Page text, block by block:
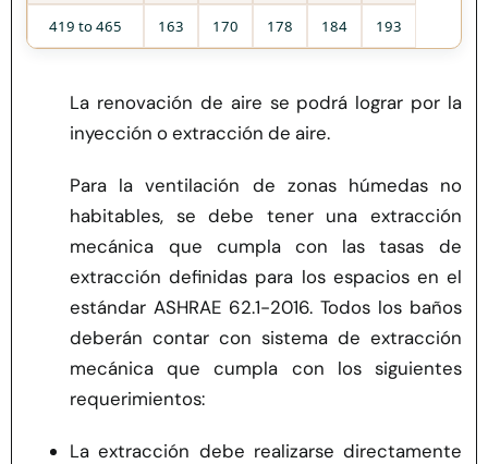
419 to 465 163 170 178 184 193
La renovación de aire se podrá lograr por la
inyección o extracción de aire.
Para la ventilación de zonas húmedas no
habitables, se debe tener una extracción
mecánica que cumpla con las tasas de
extracción definidas para los espacios en el
estándar ASHRAE 62.1-2016. Todos los baños
deberán contar con sistema de extracción
mecánica que cumpla con los siguientes
requerimientos:
La extracción debe realizarse directamente